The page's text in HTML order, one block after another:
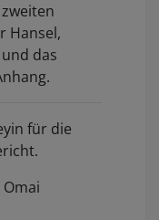
Hansel,
das
für die